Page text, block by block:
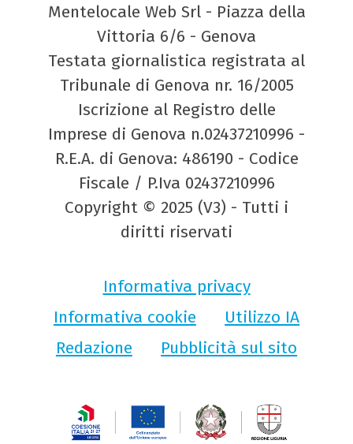
Mentelocale Web Srl - Piazza della
Vittoria 6/6 - Genova
Testata giornalistica registrata al
Tribunale di Genova nr. 16/2005
Iscrizione al Registro delle
Imprese di Genova n.02437210996 -
R.E.A. di Genova: 486190 - Codice
Fiscale / P.Iva 02437210996
Copyright © 2025 (V3) - Tutti i
diritti riservati
Informativa privacy
Informativa cookie
Utilizzo IA
Redazione
Pubblicità sul sito